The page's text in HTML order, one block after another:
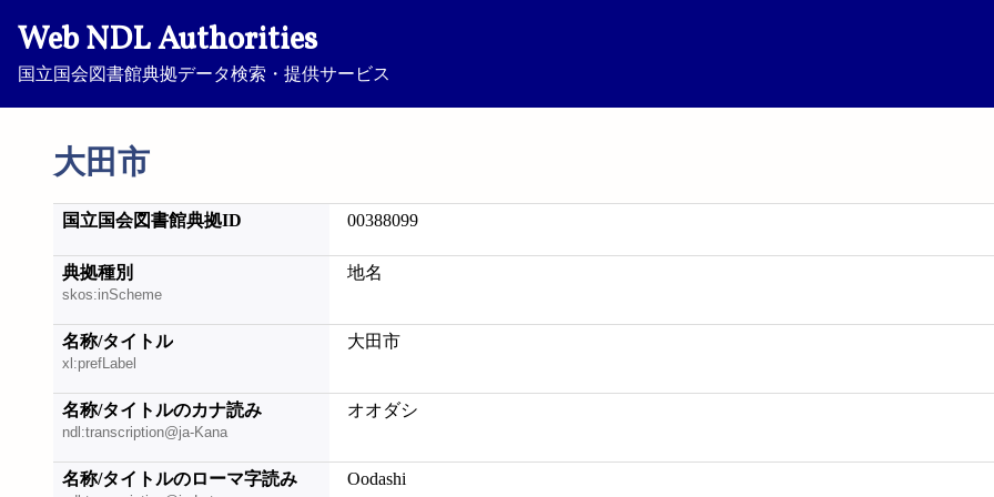
Web NDL Authorities
国立国会図書館典拠データ検索・提供サービス
大田市
国立国会図書館典拠ID 00388099
典拠種別
skos:inScheme
地名
名称/タイトル
xl:prefLabel
大田市
名称/タイトルのカナ読み
ndl:transcription@ja-Kana
オオダシ
名称/タイトルのローマ字読み Oodashi